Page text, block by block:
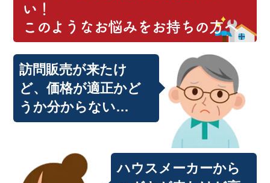
い！
このようなお悩みをお持ちの方へ
訪問販売が来たけ
ど、価格が適正かど
うか分からない…
ハウスメーカーから